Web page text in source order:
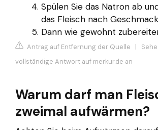
Spülen Sie das Natron ab
das Fleisch nach
Dann wie gewohnt
Antrag auf Entfernung der Quelle |
vollständige Antwort auf merkur.de an
Warum darf man
zweimal aufwärmen?